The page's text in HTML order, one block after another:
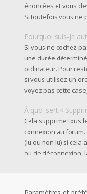
énoncées et vous
Si toutefois vous ne
Pourquoi suis-je
Si vous ne cochez
une durée
ordinateur. Pour
si vous utilisez un
voyez pas cette
À quoi sert «
Cela supprime tous
connexion au
(lu ou non lu) si cela
ou de déconnexion,